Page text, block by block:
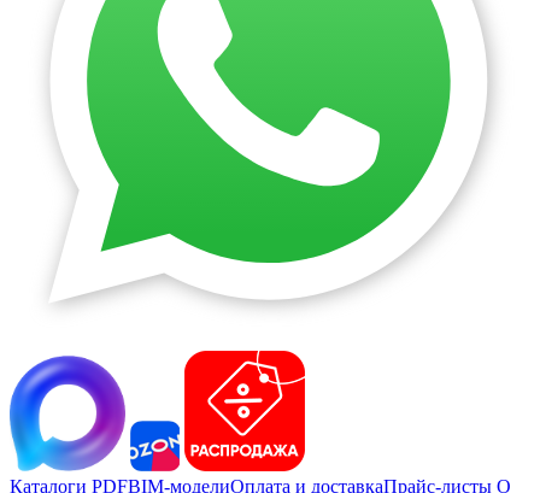
Каталоги PDFBIM-моделиОплата и доставкаПрайс-листы О